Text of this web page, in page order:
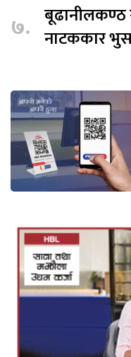
७. बूढानीलकण्ठ
नाटककार